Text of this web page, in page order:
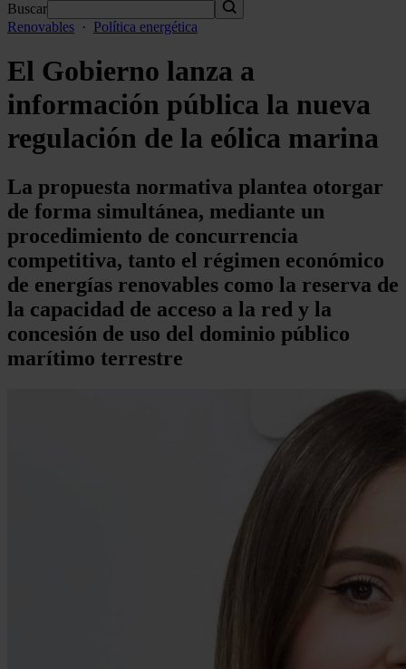
Buscar
Renovables · Política energética
El Gobierno lanza a
información pública la nueva
regulación de la eólica marina
La propuesta normativa plantea otorgar
de forma simultánea, mediante un
procedimiento de concurrencia
competitiva, tanto el régimen económico
de energías renovables como la reserva de
la capacidad de acceso a la red y la
concesión de uso del dominio público
marítimo terrestre